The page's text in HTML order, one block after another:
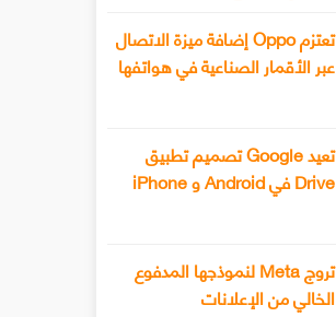
تعتزم Oppo إضافة ميزة الاتصال
عبر الأقمار الصناعية في هواتفها
تعيد Google تصميم تطبيق
Drive في Android و iPhone
تروج Meta لنموذجها المدفوع
الخالي من الإعلانات